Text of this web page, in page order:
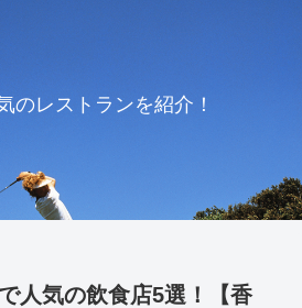
のレストランを紹介！
人気の飲食店5選！【香